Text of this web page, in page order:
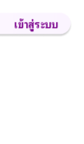
เข้าสู่ระบบ